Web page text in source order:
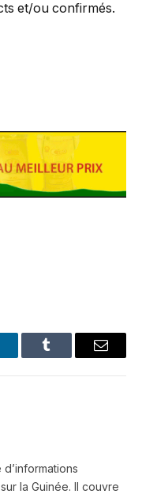
et/ou confirmés.
Tumblr Email
la Guinée. Il couvre